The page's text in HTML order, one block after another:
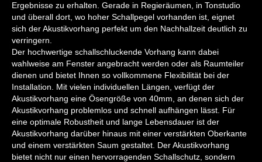
Ergebnisse zu erhalten. Gerade in Regieräumen, in Tonstudio
und überall dort, wo hoher Schallpegel vorhanden ist, eignet
sich der Akustikvorhang perfekt um den Nachhallzeit deutlich zu
verringern.
Der hochwertige schallschluckende Vorhang kann dabei
wahlweise am Fenster angebracht werden oder als Raumteiler
dienen und bietet Ihnen so vollkommene Flexibilität bei der
Installation. Mit vielen individuellen Längen, verfügt der
Akustikvorhang eine Ösengröße von 40mm, an denen sich der
Akustikvorhang problemlos und schnell aufhängen lässt. Für
eine optimale Robustheit und lange Lebensdauer ist der
Akustikvorhang darüber hinaus mit einer verstärkten Oberkante
und einem verstärkten Saum gestaltet. Der Akustikvorhang
bietet nicht nur einen hervorragenden Schallschutz, sondern